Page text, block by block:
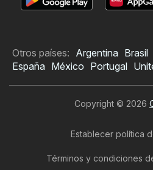
Otros países: Argentina Brasil
España México Portugal
Copyright © 2026
Establecer política
Términos y condiciones